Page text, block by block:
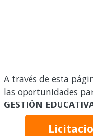
A través de esta
las oportunidades
GESTIÓN